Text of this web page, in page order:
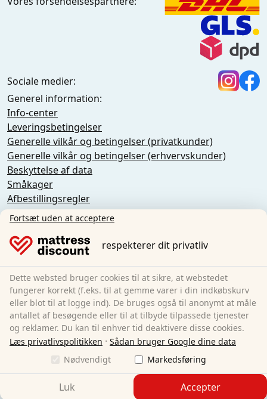
Sociale medier:
Generel information:
Info-center
Leveringsbetingelser
Generelle vilkår og betingelser (privatkunder)
Generelle vilkår og betingelser (erhvervskunder)
Beskyttelse af data
Småkager
Afbestillingsregler
Aftryk
Tilbagekaldelse af aftalen
Grebbener Str. 7
52525 Heinsberg
Tyskland
E-Mail:customer-service@matratzen.discount
Alle priser er inkl. moms.
Fortsæt uden at acceptere
respekterer dit privatliv
Dette websted bruger cookies til at sikre, at webstedet
fungerer korrekt (f.eks. til at gemme varer i din indkøbskurv
eller blot til at logge ind). De bruges også til anonymt at måle
antallet af besøgende eller til at tilbyde tilpassede tjenester
og reklamer. Du kan til enhver tid deaktivere disse cookies.
Læs privatlivspolitikken · Sådan bruger Google dine data
Nødvendigt
Markedsføring
Luk Accepter